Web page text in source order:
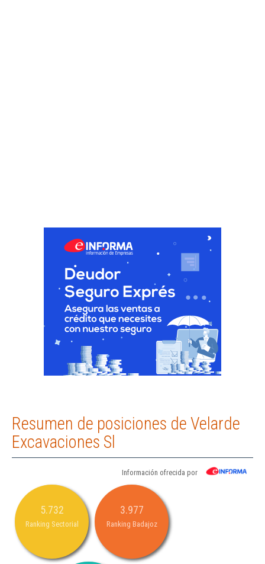
Resumen de posiciones de Velarde
Excavaciones Sl
Información ofrecida por
5.732
Ranking Sectorial
3.977
Ranking Badajoz